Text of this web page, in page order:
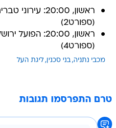
ראשון, 20:00:
(ספורט2)
ראשון, 20:00:
(ספורט4)
מכבי נתניה בני סכנין ליגת העל
טרם התפרסמו תגובות